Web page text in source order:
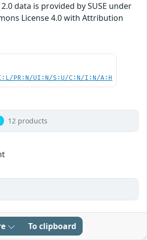
2.0 data is provided by SUSE under
License 4.0 with Attribution
PR:N/UI:N/S:U/C:N/I:N/A:H
12 products
To clipboard